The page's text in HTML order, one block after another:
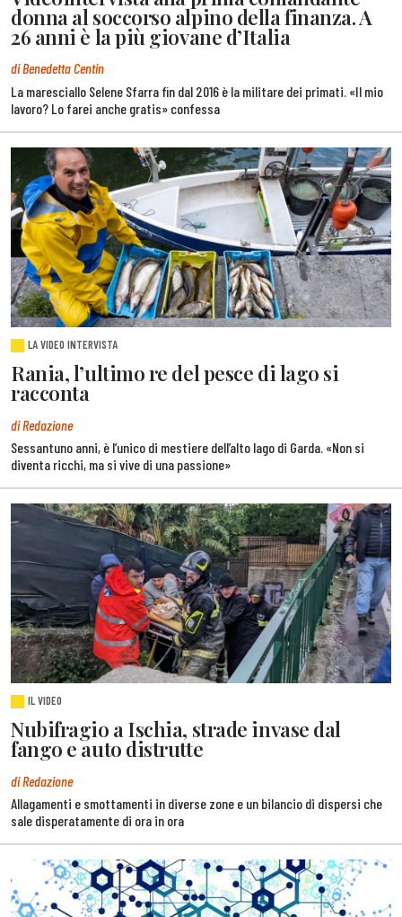
donna al soccorso alpino della finanza. A
26 anni è la più giovane d’Italia
di Benedetta Centin
La maresciallo Selene Sfarra fin dal 2016 è la militare dei primati. «Il mio
lavoro? Lo farei anche gratis» confessa
LA VIDEO INTERVISTA
Rania, l’ultimo re del pesce di lago si
racconta
di Redazione
Sessantuno anni, è l’unico di mestiere dell’alto lago di Garda. «Non si
diventa ricchi, ma si vive di una passione»
IL VIDEO
Nubifragio a Ischia, strade invase dal
fango e auto distrutte
di Redazione
Allagamenti e smottamenti in diverse zone e un bilancio di dispersi che
sale disperatamente di ora in ora